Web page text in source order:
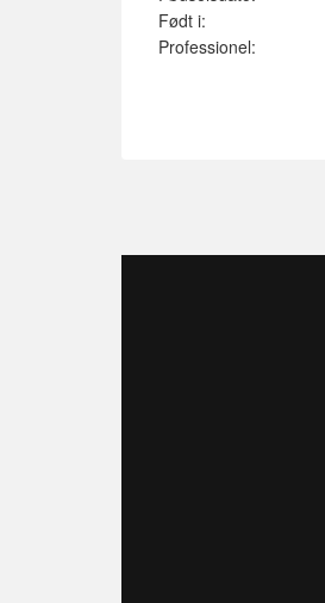
Født i:
Professionel: